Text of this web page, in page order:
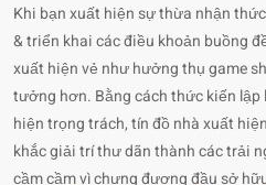
Khi bạn xuất hiện sự thừa nhận
& triển khai các điều khoản buồng
xuất hiện vẻ như hưởng thụ game
tưởng hơn. Bằng cách thức kiến lập
hiện trọng trách, tín đồ nhà xuất
khắc giải trí thư dãn thành các trải
cầm cầm vì chưng đương đầu sở